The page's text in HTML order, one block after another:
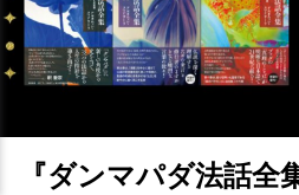
『ダンマパダ法話全